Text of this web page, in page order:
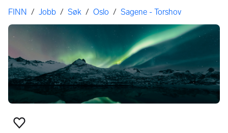
Her er du
FINN / Jobb / Søk / Oslo / Sagene - Torshov